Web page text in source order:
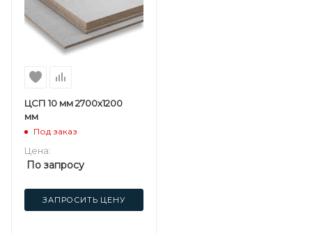
ЦСП 10 мм 2700х1200
мм
Под заказ
Цена:
По запросу
ЗАПРОСИТЬ ЦЕНУ